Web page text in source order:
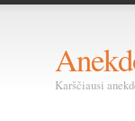
Karščiausi